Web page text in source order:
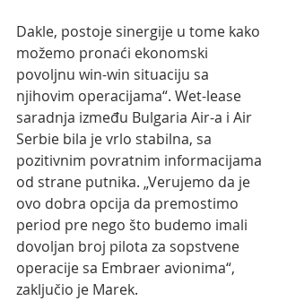
Dakle, postoje sinergije u tome kako
možemo pronaći ekonomski
povoljnu win-win situaciju sa
njihovim operacijama“. Wet-lease
saradnja između Bulgaria Air-a i Air
Serbie bila je vrlo stabilna, sa
pozitivnim povratnim informacijama
od strane putnika. „Verujemo da je
ovo dobra opcija da premostimo
period pre nego što budemo imali
dovoljan broj pilota za sopstvene
operacije sa Embraer avionima“,
zaključio je Marek.